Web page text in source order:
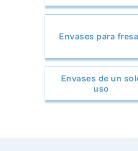
Envases para
Envases de un
uso